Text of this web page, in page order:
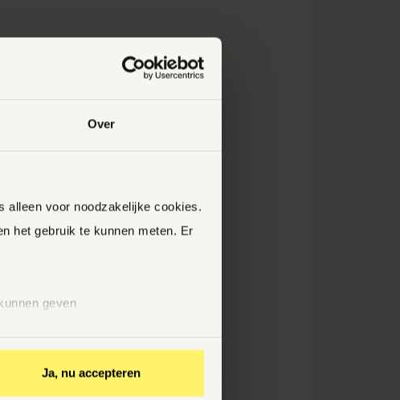
Over
alleen voor noodzakelijke cookies.
het gebruik te kunnen meten. Er
geven
Ja, nu accepteren
is het belangrijk om
schriftelijk te doen
om hier adequaat
Dan moet hij
plaats recht op